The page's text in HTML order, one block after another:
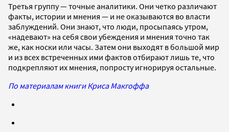
Третья группу — точные аналитики. Они четко различают
факты, истории и мнения — и не оказываются во власти
заблуждений. Они знают, что люди, просыпаясь утром,
«надевают» на себя свои убеждения и мнения точно так
же, как носки или часы. Затем они выходят в большой мир
и из всех встреченных ими фактов отбирают лишь те, что
подкрепляют их мнения, попросту игнорируя остальные.
По материалам книги Криса Макгоффа